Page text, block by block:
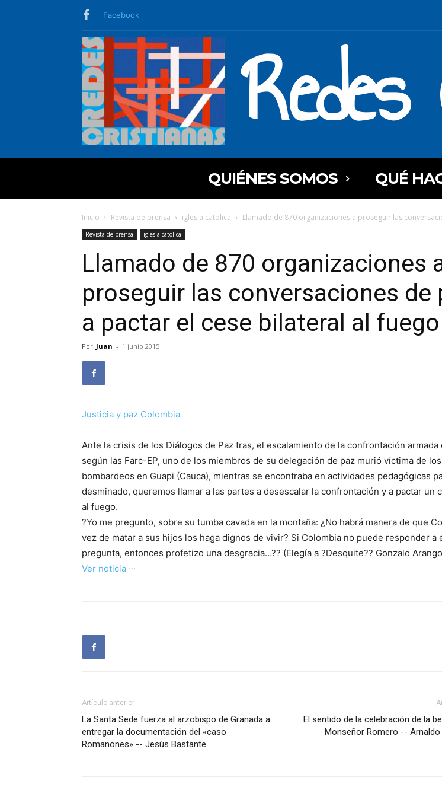
Facebook
QUIÉNES SOMOS QUÉ
Inicio Revista de prensa iglesia catolica Llamado de 870 organizaciones a proseguir las
Revista de prensa iglesia catolica
Llamado de 870 organizaciones
proseguir las conversaciones de
a pactar el cese bilateral al fuego
Por Juan - 1 junio 2015
Justicia y paz Colombia
Ante la crisis de los Diálogos de Paz tras, el escalamiento de la confrontación armada
según las Farc-EP, uno de los miembros de su delegación de paz murió víctima de los
bombardeos en Guapi (Cauca), mientras se encontraba en actividades pedagógicas
desminado, queremos llamar a las partes a desescalar la confrontación y a pactar un
al fuego.
?Yo me pregunto, sobre su tumba cavada en la montaña: ¿No habrá manera de que
vez de matar a sus hijos los haga dignos de vivir? Si Colombia no puede responder a
pregunta, entonces profetizo una desgracia…?? (Elegía a ?Desquite?? Gonzalo
Ver noticia ···
Artículo anterior
La Santa Sede fuerza al arzobispo de Granada a
entregar la documentación del «caso
Romanones» -- Jesús Bastante
El sentido de la celebración de la
Monseñor Romero -- Arnaldo